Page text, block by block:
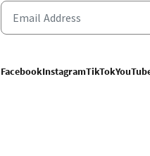
FacebookInstagramTikTok